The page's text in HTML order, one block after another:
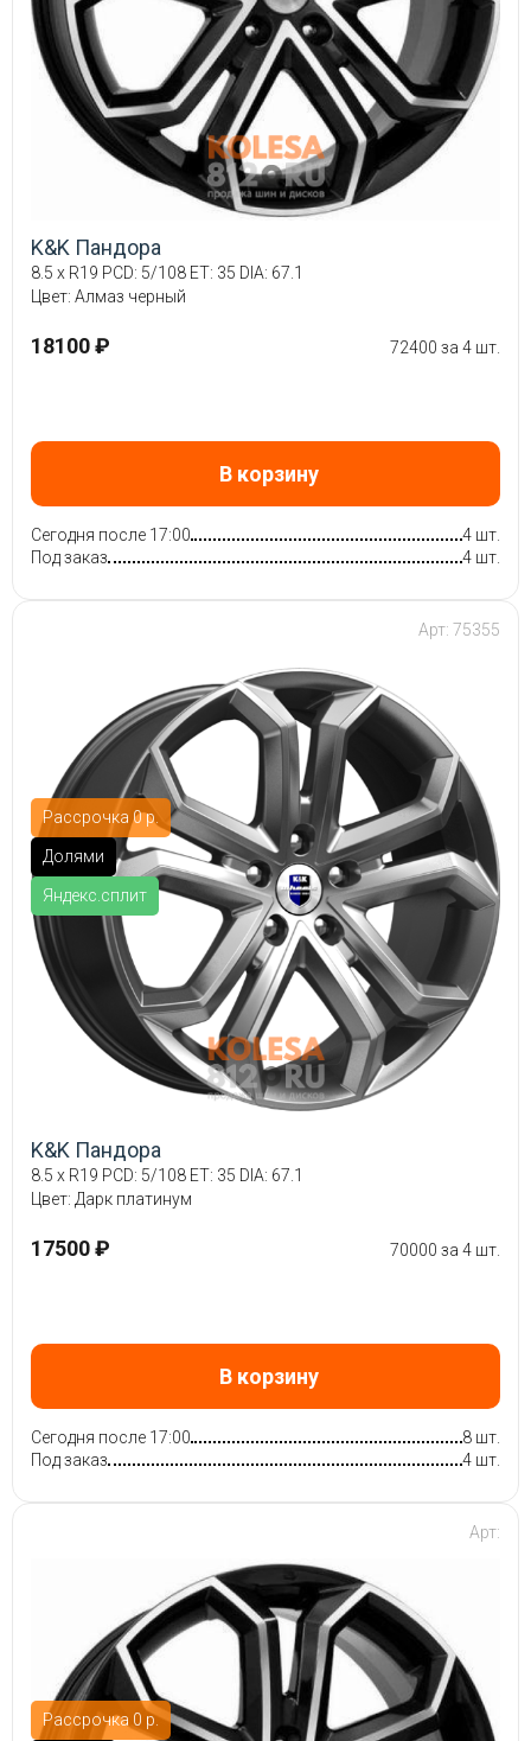
K&K Пандора
8.5 x R19 PCD: 5/108 ET: 35 DIA: 67.1
Цвет: Алмаз черный
18100 ₽ 72400 за 4 шт.
В корзину
Сегодня после 17:00
4 шт.
Под заказ
4 шт.
Рассрочка 0 р.
Долями
Яндекс.сплит
Арт: 75355
K&K Пандора
8.5 x R19 PCD: 5/108 ET: 35 DIA: 67.1
Цвет: Дарк платинум
17500 ₽ 70000 за 4 шт.
В корзину
Сегодня после 17:00
8 шт.
Под заказ
4 шт.
Рассрочка 0 р.
Арт: